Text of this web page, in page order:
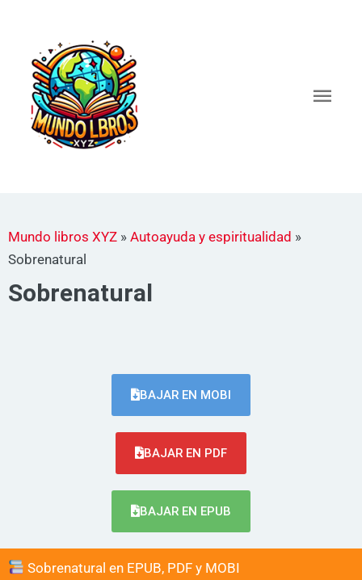
contenido
Mundo libros XYZ » Autoayuda y espiritualidad »
Sobrenatural
Sobrenatural
BAJAR EN MOBI
BAJAR EN PDF
BAJAR EN EPUB
Sobrenatural en EPUB, PDF y MOBI